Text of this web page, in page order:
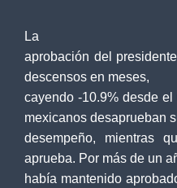
La
aprobación del
descensos en meses,
cayendo -10.9% desde
mexicanos desaprueban
desempeño, mientras
aprueba. Por más de un
había mantenido